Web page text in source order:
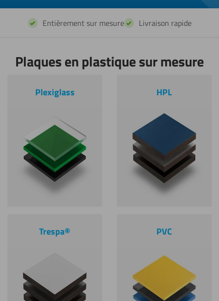
Entièrement sur mesure Livraison rapide
Plaques en plastique sur mesure
Plexiglass HPL
Trespa® PVC